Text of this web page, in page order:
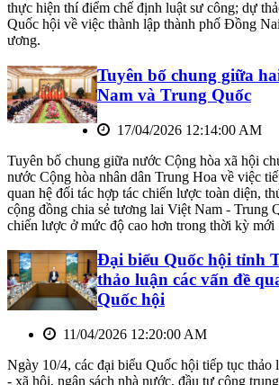
thực hiện thí điểm chế định luật sư công; dự
Quốc hội về việc thành lập thành phố Đồng
ương.
Tuyên bố chung giữa
Nam và Trung Quốc
17/04/2026 12:14:00 AM
Tuyên bố chung giữa nước Cộng hòa xã hội
nước Cộng hòa nhân dân Trung Hoa về việc
quan hệ đối tác hợp tác chiến lược toàn diện,
cộng đồng chia sẻ tương lai Việt Nam - Trung
chiến lược ở mức độ cao hơn trong thời kỳ mới
Đại biểu Quốc hội tỉnh
thảo luận các vấn đề
Quốc hội
11/04/2026 12:20:00 AM
Ngày 10/4, các đại biểu Quốc hội tiếp tục thảo
- xã hội, ngân sách nhà nước, đầu tư công